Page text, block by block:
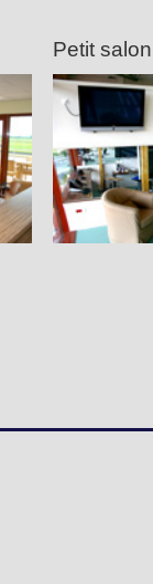
Petit salon